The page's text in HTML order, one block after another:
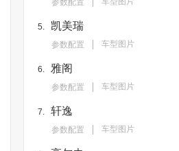
参数配置
5. 凯美瑞
参数配置 车型图片
6. 雅阁
参数配置 车型图片
7. 轩逸
参数配置 车型图片